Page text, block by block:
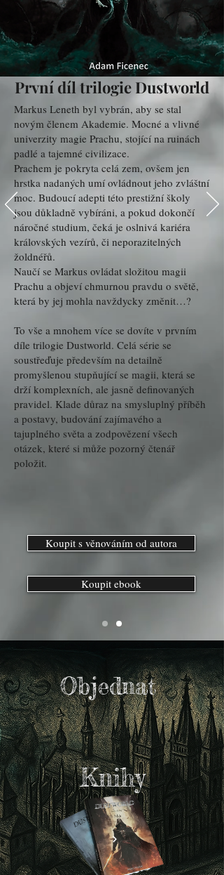
První díl trilogie Dustworld
Markus Leneth byl vybrán, aby se stal
novým členem Akademie. Mocné a vlivné
univerzity magie Prachu, stojící na ruinách
padlé a tajemné civilizace.
Prachem je pokryta celá zem, ovšem jen
hrstka nadaných umí ovládnout jeho zvláštní
moc. Budoucí adepti této prestižní školy
jsou důkladně vybíráni, a pokud dokončí
náročné studium, čeká je oslnivá kariéra
královských vezírů, či neporazitelných
žoldnéřů.
Naučí se Markus ovládat složitou magii
Prachu a objeví chmurnou pravdu o světě,
která by jej mohla navždycky změnit…?
To vše a mnohem více se dovíte v prvním
díle trilogie Dustworld. Celá série se
soustřeďuje především na detailně
promyšlenou stupňující se magii, která se
drží komplexních, ale jasně definovaných
pravidel. Klade důraz na smysluplný příběh
a postavy, budování zajímavého a
tajuplného světa a zodpovězení všech
otázek, které si může pozorný čtenář
položit.
Koupit s věnováním od autora
Koupit ebook
Objednat
Knihy